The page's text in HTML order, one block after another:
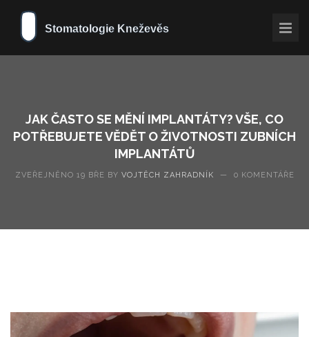
JAK ČASTO SE MĚNÍ IMPLANTÁTY? VŠE, CO
POTŘEBUJETE VĚDĚT O ŽIVOTNOSTI ZUBNÍCH
IMPLANTÁTŮ
ZVEŘEJNĚNO 19 BŘE BY VOJTĚCH ZAHRADNÍK — 0 KOMENTÁŘE